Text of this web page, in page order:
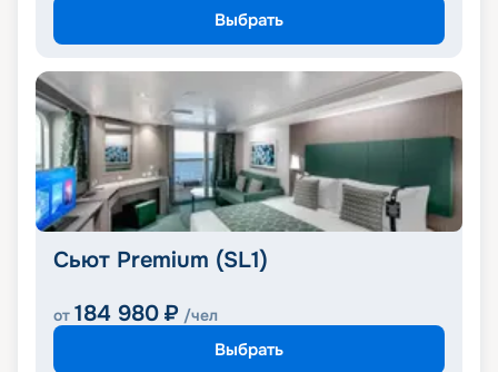
Выбрать
Сьют Premium (SL1)
от 184 980 ₽ /чел
Выбрать